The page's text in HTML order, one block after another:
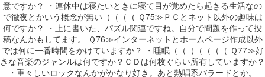
意ですか？ ・連休中は寝たいときに寝て目が覚めたら起きる生活なの
で徹夜とかいう概念が無い（（（（ Ｑ75≫ＰＣとネット以外の趣味は
何ですか？ ・上に書いた、パズル関連ですね。自分で問題を作って投
稿なんかもしてます。 Ｑ76≫インターネットとホームページ作成以外
では何に一番時間をかけていますか？ ・睡眠（（（（（（（ Ｑ77≫好
きな音楽のジャンルは何ですか？ＣＤは何枚ぐらい所有していますか？
・重々しいロックなんかがかなり好き。あと熱唱系バラードとか。